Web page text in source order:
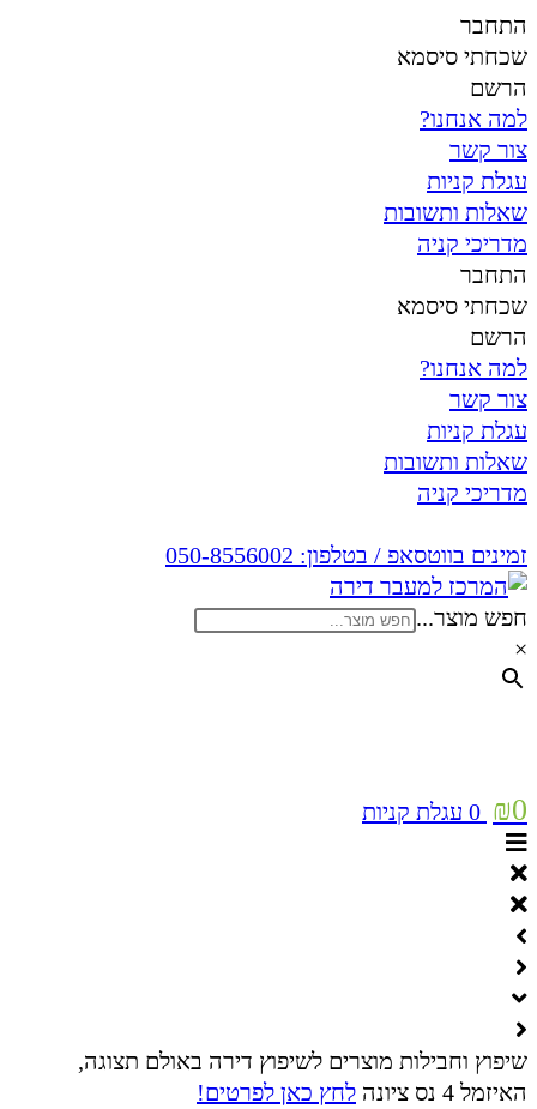
Skip
to
content
התחבר
שכחתי סיסמא
הרשם
למה אנחנו?
צור קשר
עגלת קניות
שאלות ותשובות
מדריכי קניה
התחבר
שכחתי סיסמא
הרשם
למה אנחנו?
צור קשר
עגלת קניות
שאלות ותשובות
מדריכי קניה
זמינים בווטסאפ / בטלפון: 050-8556002
חפש מוצר...
×
₪0
0 עגלת קניות
שיפוץ וחבילות מוצרים לשיפוץ דירה באולם תצוגה,
האיזמל 4 נס ציונה
לחץ כאן לפרטים!